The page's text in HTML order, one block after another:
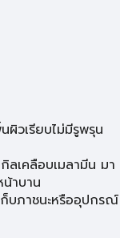
ผิวเรียบไม่มีรูพรุน
ลเคลือบเมลามีน มา
าบาน
บภาชนะหรืออุปกรณ์